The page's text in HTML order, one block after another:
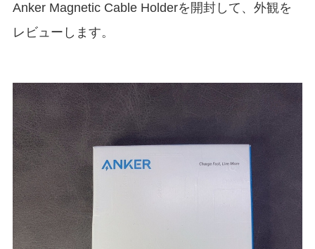
Anker Magnetic Cable Holderを開封して、外観を
レビューします。